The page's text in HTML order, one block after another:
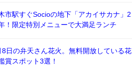
市駅すぐSocioの地下「アカイサカナ」2
！限定特別メニューで大満足ランチ
8日の弁天さん花火。無料開放している花
賞スポット3選！